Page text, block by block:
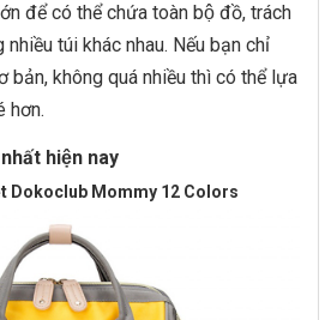
để có thể chứa toàn bộ đồ, trách
túi khác nhau. Nếu bạn chỉ
không quá nhiều thì có thể lựa
hơn.
hiện nay
Dokoclub Mommy 12 Colors